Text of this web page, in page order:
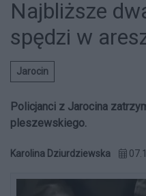
Najbliższe
spędzi w
Jarocin
Policjanci z Jarocina
pleszewskiego.
Karolina Dziurdziewska